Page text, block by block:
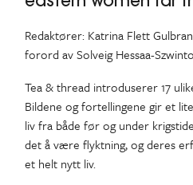
Redaktører: Katrina Flett
forord av Solveig Hessaa-Szwinto
Tea & thread introduserer 17
Bildene og fortellingene gir et
liv fra både før og under
det å være flyktning, og deres
et helt nytt liv.